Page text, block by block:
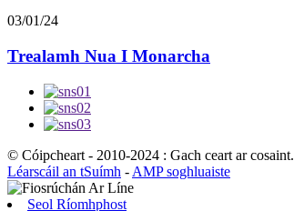
03/01/24
Trealamh Nua I Monarcha
© Cóipcheart - 2010-2024 : Gach ceart ar cosaint.
Léarscáil an tSuímh - AMP soghluaiste
Seol Ríomhphost